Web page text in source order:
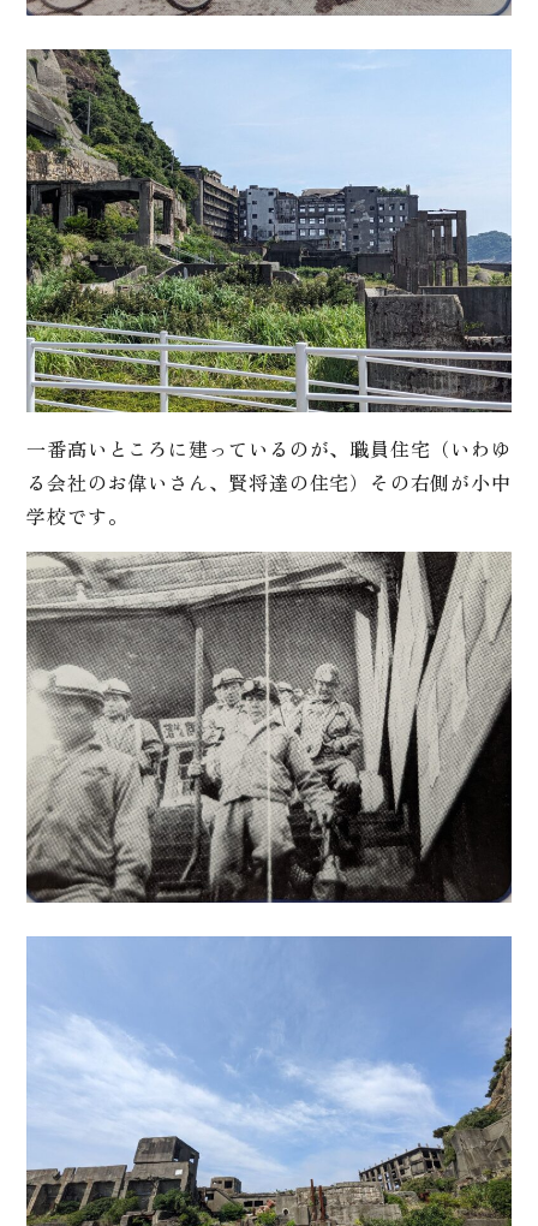
一番高いところに建っているのが、職員住宅（いわゆ
る会社のお偉いさん、賢将達の住宅）その右側が小中
学校です。